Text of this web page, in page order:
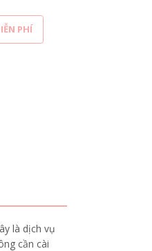
PHÍ
là dịch vụ
cần cài